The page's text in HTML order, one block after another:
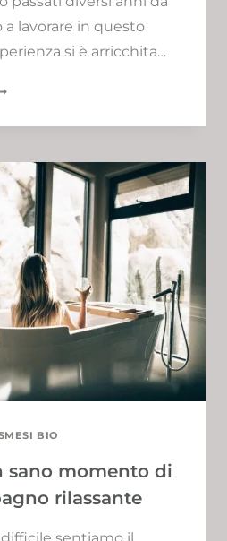
lavorare in questo
si è arricchita…
BIO
sano momento di
rilassante